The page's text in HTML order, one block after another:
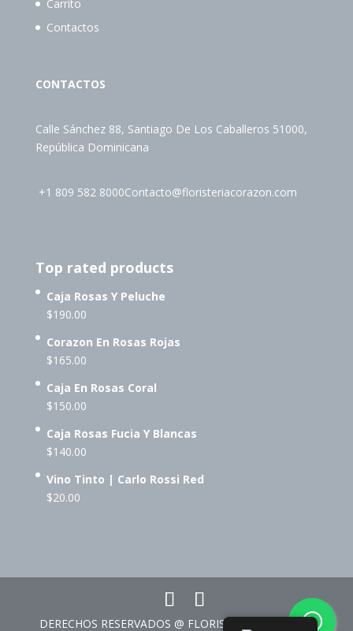
Carrito
Contactos
CONTACTOS
Calle Sánchez 88, Santiago De Los Caballeros 51000,
República Dominicana
+1 809 582 8000Contacto@floristeriacorazon.com
Top rated products
Caja Rosas Y Peluche
$190.00
Corazon En Rosas Rojas
$165.00
Caja En Rosas Coral
$150.00
Caja Rosas Fucia Y Blancas
$140.00
Vino Tinto | Carlo Rossi Red
$20.00
DERECHOS RESERVADOS @ FLORISTERÍA CORAZÓN